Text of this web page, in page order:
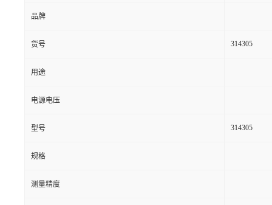
品牌
货号 314305
用途
电源电压
型号 314305
规格
测量精度